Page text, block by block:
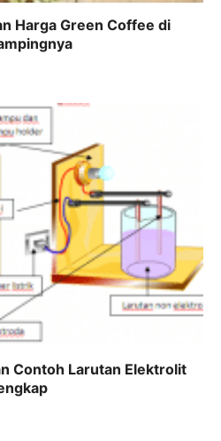
Harga Green Coffee di
Contoh Larutan Elektrolit